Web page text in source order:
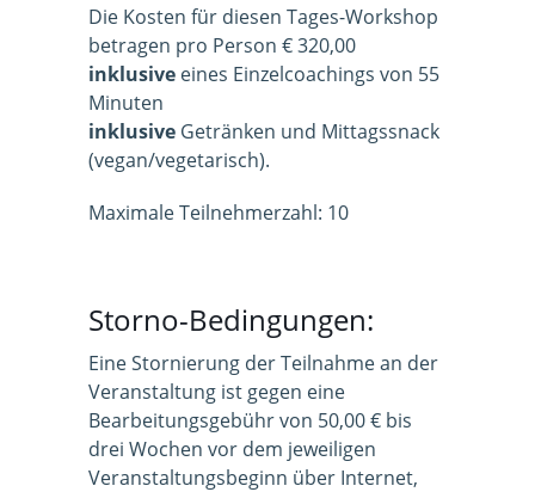
Die Kosten für diesen Tages-Workshop
betragen pro Person € 320,00
inklusive eines Einzelcoachings von 55
Minuten
inklusive Getränken und Mittagssnack
(vegan/vegetarisch).
Maximale Teilnehmerzahl: 10
Storno-Bedingungen:
Eine Stornierung der Teilnahme an der
Veranstaltung ist gegen eine
Bearbeitungsgebühr von 50,00 € bis
drei Wochen vor dem jeweiligen
Veranstaltungsbeginn über Internet,